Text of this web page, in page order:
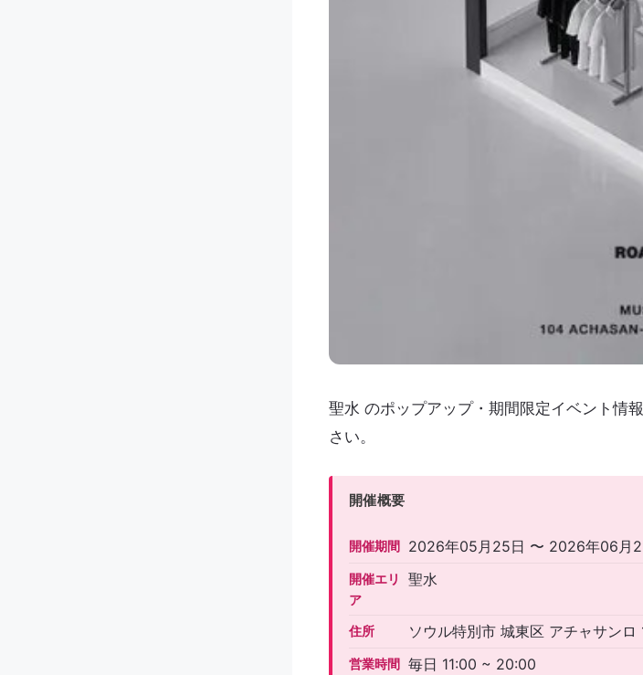
聖水 のポップアップ・期間限定イベント情
さい。
開催概要
開催期間 2026年05月25日 〜 2026年06月
開催エリ
ア
聖水
住所 ソウル特別市 城東区 アチャサン
営業時間 毎日 11:00 ~ 20:00